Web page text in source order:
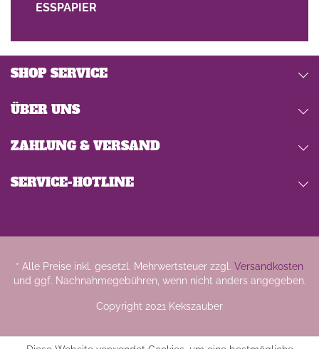
ESSPAPIER
SERVICE-HOTLINE
SHOP SERVICE
ÜBER UNS
ZAHLUNG & VERSAND
* Alle Preise inkl. gesetzl. Mehrwertsteuer zzgl. Versandkosten
und ggf. Nachnahmegebühren, wenn nicht anders angegeben.
Copyright 2021 Kekszauber